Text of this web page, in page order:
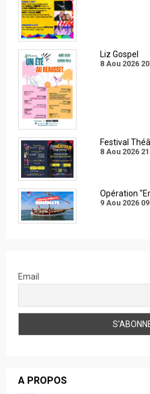
Liz Gospel
8 Aou 2026
Festival
8 Aou 2026
Opération
9 Aou 2026
Email
A PROPOS